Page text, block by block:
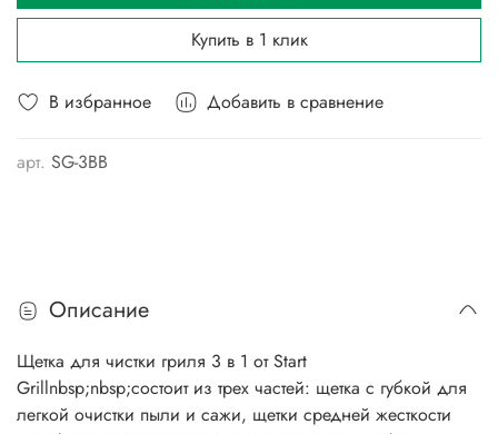
В избранное Добавить в сравнение
арт. SG-3BB
Купить в 1 клик
Описание
Щетка для чистки гриля 3 в 1 от Start
Grillnbsp;nbsp;состоит из трех частей: щетка с губкой для
легкой очистки пыли и сажи, щетки средней жесткости